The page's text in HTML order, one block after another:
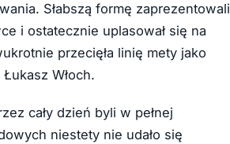
Słabszą formę zaprezentowali
i ostatecznie uplasował się na
przecięła linię mety jako
Włoch.
cały dzień byli w pełnej
niestety nie udało się